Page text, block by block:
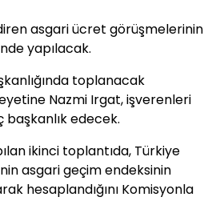
asgari ücret görüşmelerinin
yapılacak.
toplanacak
Nazmi Irgat, işverenleri
başkanlık edecek.
ikinci toplantıda, Türkiye
asgari geçim endeksinin
hesaplandığını Komisyonla